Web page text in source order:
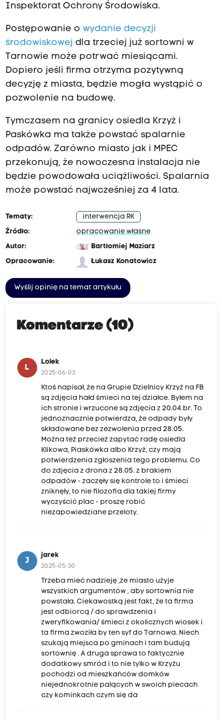
Inspektorat Ochrony Środowiska.
Postępowanie o wydanie decyzji
środowiskowej dla trzeciej już sortowni w
Tarnowie może potrwać miesiącami.
Dopiero jeśli firma otrzyma pozytywną
decyzję z miasta, będzie mogła wystąpić o
pozwolenie na budowę.
Tymczasem na granicy osiedla Krzyż i
Paskówka ma także powstać spalarnie
odpadów. Zarówno miasto jak i MPEC
przekonują, że nowoczesna instalacja nie
będzie powodowała uciążliwości. Spalarnia
może powstać najwcześniej za 4 lata.
Tematy:
interwencja RK
Źródło:
opracowanie własne
Autor:
Bartłomiej Maziarz
Opracowanie:
Łukasz Konatowicz
Wyślij opinię na temat artykułu
Komentarze (10)
L
Lolek
2025-06-03
Ktoś napisał, że na Grupie Dzielnicy Krzyż na FB
są zdjęcia hałd śmieci na tej działce. Byłem na
ich stronie i wrzucone są zdjęcia z 20.04.br. To
jednoznacznie potwierdza, że odpady były
składowane bez zezwolenia przed 28.05.
Można też przecież zapytać radę osiedla
Klikowa, Piaskówka albo Krzyż, czy mają
potwierdzenia zgłoszenia tego problemu. Co
do zdjęcia z drona z 28.05. z brakiem
odpadów - zaczęły się kontrole to i śmieci
zniknęły, to nie filozofia dla takiej firmy
wyczyścić plac - proszę robić
niezapowiedziane przeloty.
J
jarek
2025-05-30
Trzeba mieć nadzieję ,że miasto użyje
wszystkich argumentów , aby sortownia nie
powstała. Ciekawostką jest fakt, że ta firma
jest odbiorcą / do sprawdzenia i
zweryfikowania/ śmieci z okolicznych wiosek i
ta firma zwoziła by ten syf do Tarnowa. Niech
szukają miejsca po gminach i tam budują
sortownię . A druga sprawa to faktycznie
dodatkowy smród i to nie tylko w Krzyżu
pochodzi od mieszkańców domków
niejednokrotnie palących w swoich piecach
czy kominkach czym się da